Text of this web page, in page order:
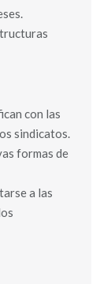
con las
sindicatos.
formas de
a las